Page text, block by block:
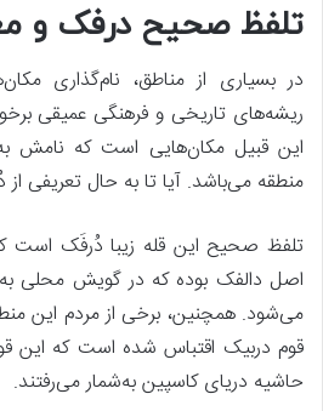
تلفظ صحیح درفک و
در بسیاری از مناطق، نام‌گذاری
ریشه‌های تاریخی و فرهنگی عمیقی
این قبیل مکان‌هایی است که نامش
منطقه می‌باشد. آیا تا به حال تعریفی
تلفظ صحیح این قله زیبا دُرفَک است
اصل دالفک بوده که در گویش محلی به
می‌شود. همچنین، برخی از مردم این
قوم دربیک اقتباس شده است که این
حاشیه دریای کاسپین به‌شمار می‌رفتند.